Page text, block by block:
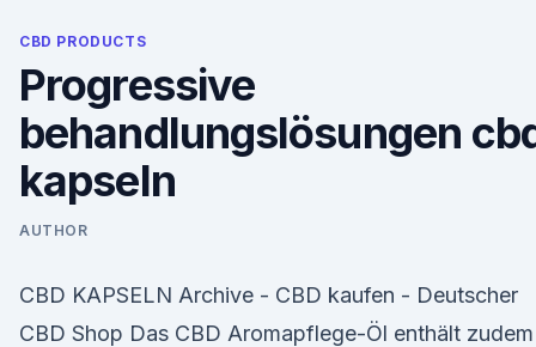
CBD PRODUCTS
Progressive
behandlungslösungen
kapseln
AUTHOR
CBD KAPSELN Archive - CBD kaufen - Deutscher
CBD Shop Das CBD Aromapflege-Öl enthält zudem